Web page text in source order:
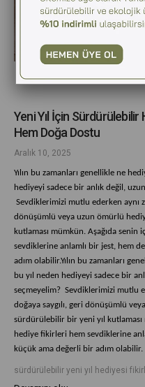
Yeni Yıl İçin Sürdürülebilir
Hem Doğa Dostu
Aralık 10, 2025
Yılın bu zamanları genellikle ne
hediyeyi sadece bir anlık değil,
Sevdiklerimizi mutlu ederken aynı
dönüşümlü veya uzun ömürlü
kutlaması mümkün. Aşağıda
sevdiklerine anlamlı bir jest, hem
adım olabilir.Yılın bu zamanları
bu yıl neden hediyeyi sadece bir
seçmeyelim? Sevdiklerimizi mutlu
doğaya saygılı, geri dönüşümlü
sürdürülebilir bir yeni yıl
hediye fikirleri hem sevdiklerine
küçük ama değerli bir adım olabilir.
sürdürülebilir yeni yıl hediyesi